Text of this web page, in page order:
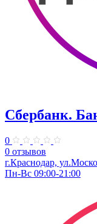
Сбербанк.
0
0 отзывов
г.Краснодар,
Пн-Вс 09:00-21:00